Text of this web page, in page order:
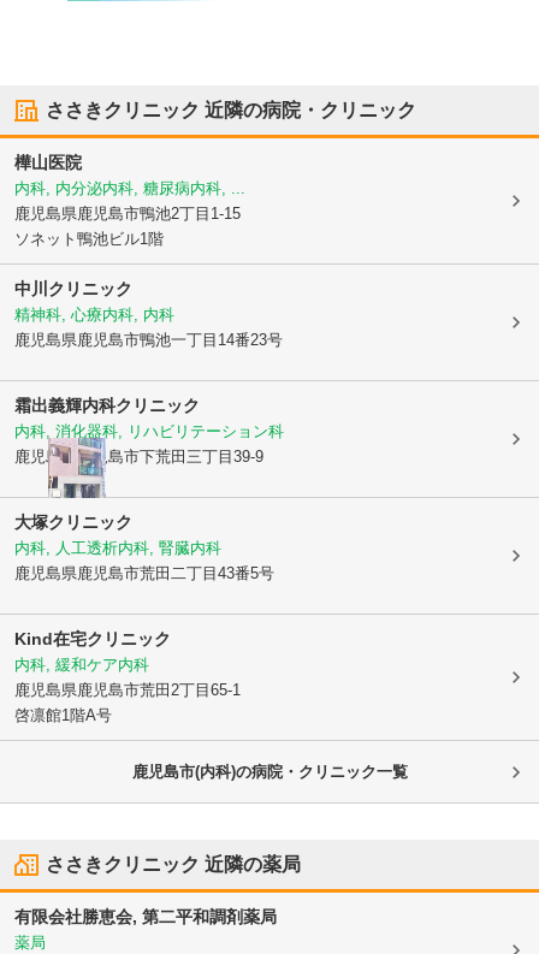
ささきクリニック 近隣の病院・クリニック
樺山医院
内科, 内分泌内科, 糖尿病内科, ...
鹿児島県鹿児島市鴨池2丁目1-15
ソネット鴨池ビル1階
中川クリニック
精神科, 心療内科, 内科
鹿児島県鹿児島市鴨池一丁目14番23号
霜出義輝内科クリニック
内科, 消化器科, リハビリテーション科
鹿児島県鹿児島市下荒田三丁目39-9
大塚クリニック
内科, 人工透析内科, 腎臓内科
鹿児島県鹿児島市荒田二丁目43番5号
Kind在宅クリニック
内科, 緩和ケア内科
鹿児島県鹿児島市荒田2丁目65-1
啓凛館1階A号
鹿児島市(内科)の病院・クリニック一覧
ささきクリニック 近隣の薬局
有限会社勝恵会, 第二平和調剤薬局
薬局